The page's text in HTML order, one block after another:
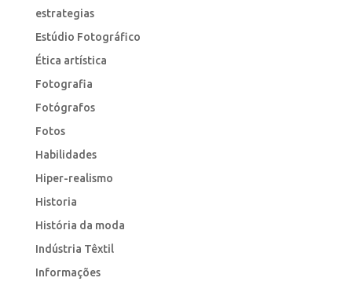
estrategias
Estúdio Fotográfico
Ética artística
Fotografia
Fotógrafos
Fotos
Habilidades
Hiper-realismo
Historia
História da moda
Indústria Têxtil
Informações